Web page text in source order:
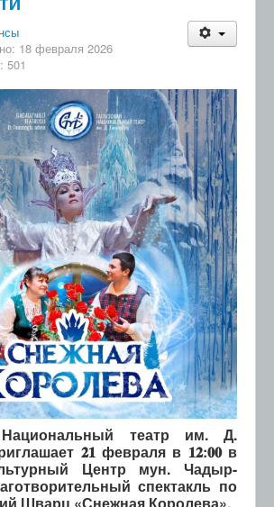
18 февраля 2026
501
Национальный театр им. Д.
𝟐𝟏 февраля в 𝟏𝟐:𝟎𝟎 в
Центр мун. Чадыр-
спектакль по
Шварц «Снежная Королева».